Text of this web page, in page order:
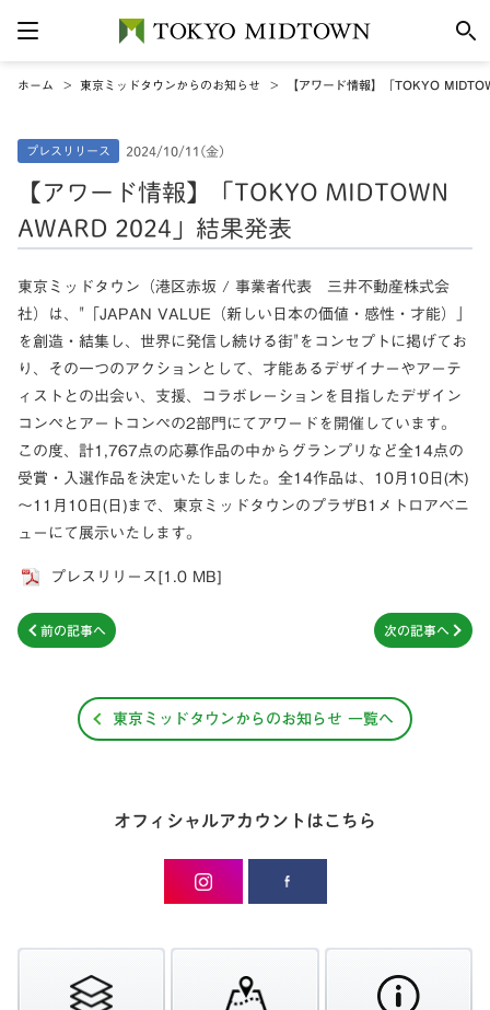
ホーム 東京ミッドタウンからのお知らせ 【アワード情報】「TOKYO
プレスリリース 2024/10/11(金)
【アワード情報】「TOKYO MIDTOWN
AWARD 2024」結果発表
東京ミッドタウン（港区赤坂 / 事業者代表 三井不動産株式会
社）は、"「JAPAN VALUE（新しい日本の価値・感性・才能）」
を創造・結集し、世界に発信し続ける街"をコンセプトに掲げてお
り、その一つのアクションとして、才能あるデザイナーやアーテ
ィストとの出会い、支援、コラボレーションを目指したデザイン
コンペとアートコンペの2部門にてアワードを開催しています。
この度、計1,767点の応募作品の中からグランプリなど全14点の
受賞・入選作品を決定いたしました。全14作品は、10月10日(木)
～11月10日(日)まで、東京ミッドタウンのプラザB1メトロアベニ
ューにて展示いたします。
プレスリリース[1.0 MB]
次の記事へ
前の記事へ
東京ミッドタウンからのお知らせ 一覧へ
オフィシャルアカウントはこちら